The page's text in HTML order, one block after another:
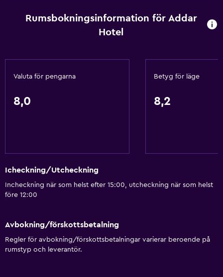
Rumsbokningsinformation för Addar
Hotel
Valuta för pengarna
8,0
Betyg för läge
8,2
Icheckning/Utcheckning
Incheckning när som helst efter 15:00, utcheckning när som helst
före 12:00
Avbokning/förskottsbetalning
Regler för avbokning/förskottsbetalningar varierar beroende på
rumstyp och leverantör.